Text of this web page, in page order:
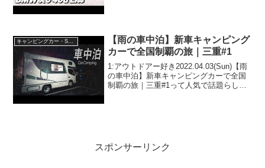
キャンピングカー・SUV人気車種
【雨の車中泊】新車キャンピング
カーで全国制覇の旅｜三重#1
1:アウトドアー好き2022.04.03(Sun)【雨
の車中泊】新車キャンピングカーで全国
制覇の旅｜三重#1って人気で話題らしい
スポンサーリンク